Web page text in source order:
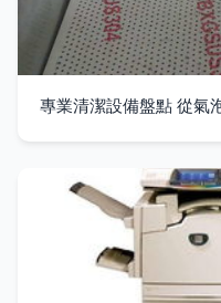
專業清潔設備盤點 從氣